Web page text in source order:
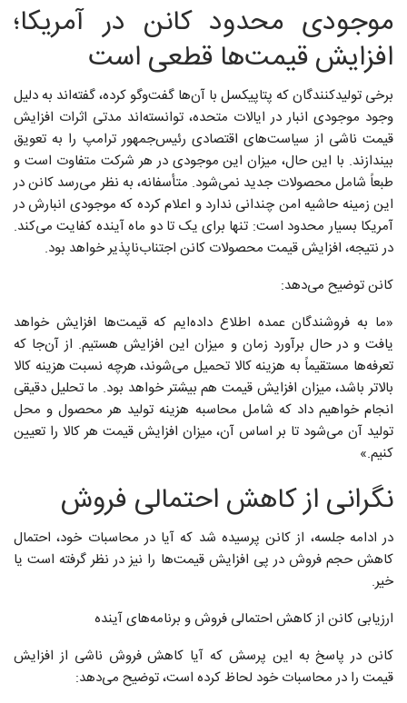
موجودی محدود کانن در آمریکا؛
افزایش قیمت‌ها قطعی است
برخی تولیدکنندگان که پتاپیکسل با آن‌ها گفت‌وگو کرده، گفته‌اند به دلیل
وجود موجودی انبار در ایالات متحده، توانسته‌اند مدتی اثرات افزایش
قیمت ناشی از سیاست‌های اقتصادی رئیس‌جمهور ترامپ را به تعویق
بیندازند. با این حال، میزان این موجودی در هر شرکت متفاوت است و
طبعاً شامل محصولات جدید نمی‌شود. متأسفانه، به نظر می‌رسد کانن در
این زمینه حاشیه امن چندانی ندارد و اعلام کرده که موجودی انبارش در
آمریکا بسیار محدود است: تنها برای یک تا دو ماه آینده کفایت می‌کند.
در نتیجه، افزایش قیمت محصولات کانن اجتناب‌ناپذیر خواهد بود.
کانن توضیح می‌دهد:
«ما به فروشندگان عمده اطلاع داده‌ایم که قیمت‌ها افزایش خواهد
یافت و در حال برآورد زمان و میزان این افزایش هستیم. از آن‌جا که
تعرفه‌ها مستقیماً به هزینه کالا تحمیل می‌شوند، هرچه نسبت هزینه کالا
بالاتر باشد، میزان افزایش قیمت هم بیشتر خواهد بود. ما تحلیل دقیقی
انجام خواهیم داد که شامل محاسبه هزینه تولید هر محصول و محل
تولید آن می‌شود تا بر اساس آن، میزان افزایش قیمت هر کالا را تعیین
کنیم.»
نگرانی از کاهش احتمالی فروش
در ادامه جلسه، از کانن پرسیده شد که آیا در محاسبات خود، احتمال
کاهش حجم فروش در پی افزایش قیمت‌ها را نیز در نظر گرفته است یا
خیر.
ارزیابی کانن از کاهش احتمالی فروش و برنامه‌های آینده
کانن در پاسخ به این پرسش که آیا کاهش فروش ناشی از افزایش
قیمت را در محاسبات خود لحاظ کرده است، توضیح می‌دهد: